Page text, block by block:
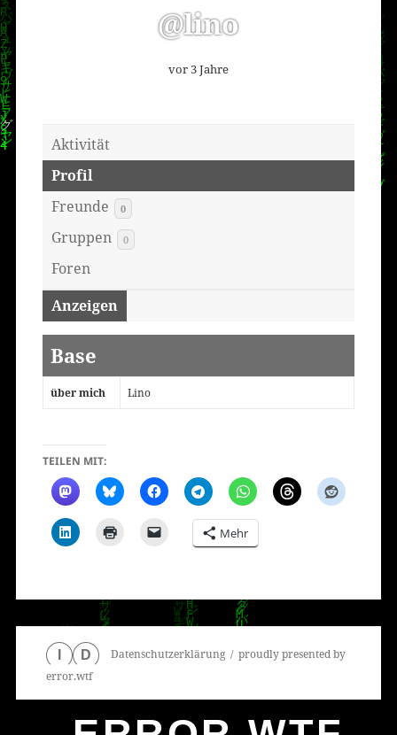
@lino
vor 3 Jahre
Aktivität
Profil
Freunde
0
Gruppen 0
Foren
Anzeigen
Base
über mich Lino
TEILEN MIT:
Mehr
D Datenschutzerklärung
proudly presented by
error.wtf